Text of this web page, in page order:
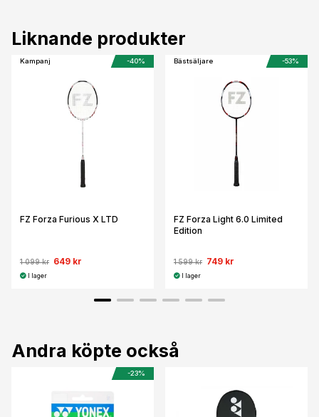
Liknande produkter
Kampanj -40%
FZ Forza Furious X LTD
1 099 kr 649 kr
I lager
Bästsäljare -53%
FZ Forza Light 6.0 Limited
Edition
1 599 kr 749 kr
I lager
Andra köpte också
-23%